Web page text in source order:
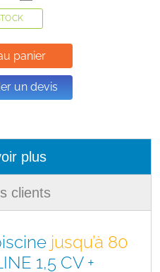
panier
un devis
plus
clients
jusqu’à 80
1,5 CV +